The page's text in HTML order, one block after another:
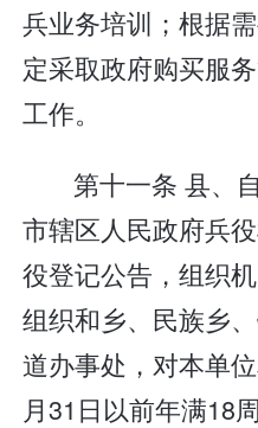
兵业务培训；根据
定采取政府购买服
工作。
第十一条 县、
市辖区人民政府兵
役登记公告，组织
组织和乡、民族乡
道办事处，对本单
月31日以前年满18